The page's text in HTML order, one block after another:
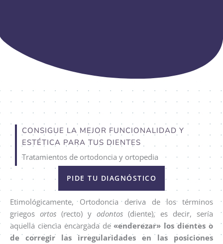
CONSIGUE LA MEJOR FUNCIONALIDAD Y
ESTÉTICA PARA TUS DIENTES
Tratamientos de ortodoncia y ortopedia
PIDE TU DIAGNÓSTICO
Etimológicamente, Ortodoncia deriva de los términos
griegos ortos (recto) y odontos (diente), es decir, sería
aquella ciencia encargada de«enderezar» los dientes o
de corregir las irregularidades en las posiciones